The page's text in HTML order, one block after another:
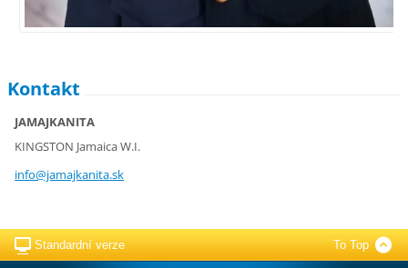
Kontakt
JAMAJKANITA
KINGSTON Jamaica W.I.
info@jamajkanita.sk
Standardní verze To Top